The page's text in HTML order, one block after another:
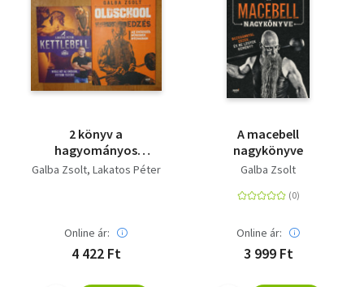
2 könyv a
hagyományos
edzésről:: Kettlebell,
Galba Zsolt Lakatos Péter
Online ár:
4 422 Ft
A macebell
nagykönyve
Galba Zsolt
Online ár:
3 999 Ft